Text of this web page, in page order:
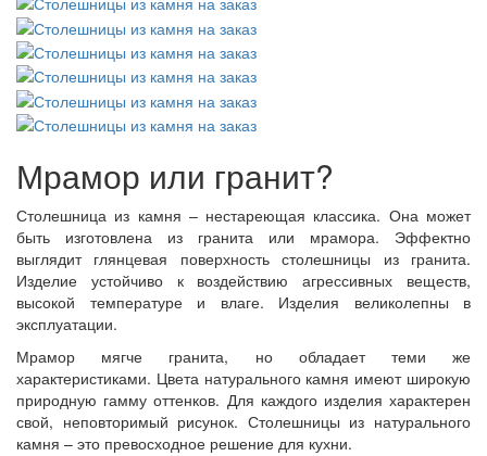
Мрамор или гранит?
Столешница из камня – нестареющая классика. Она может
быть изготовлена из гранита или мрамора. Эффектно
выглядит глянцевая поверхность столешницы из гранита.
Изделие устойчиво к воздействию агрессивных веществ,
высокой температуре и влаге. Изделия великолепны в
эксплуатации.
Мрамор мягче гранита, но обладает теми же
характеристиками. Цвета натурального камня имеют широкую
природную гамму оттенков. Для каждого изделия характерен
свой, неповторимый рисунок. Столешницы из натурального
камня – это превосходное решение для кухни.